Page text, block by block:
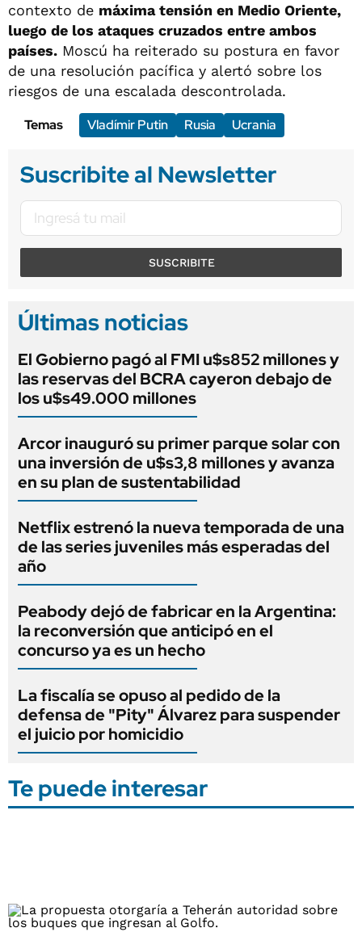
contexto de máxima tensión en Medio Oriente,
luego de los ataques cruzados entre ambos
países. Moscú ha reiterado su postura en favor
de una resolución pacífica y alertó sobre los
riesgos de una escalada descontrolada.
Temas
Vladímir Putin Rusia Ucrania
Suscribite al Newsletter
SUSCRIBITE
Últimas noticias
El Gobierno pagó al FMI u$s852 millones y
las reservas del BCRA cayeron debajo de
los u$s49.000 millones
Arcor inauguró su primer parque solar con
una inversión de u$s3,8 millones y avanza
en su plan de sustentabilidad
Netflix estrenó la nueva temporada de una
de las series juveniles más esperadas del
año
Peabody dejó de fabricar en la Argentina:
la reconversión que anticipó en el
concurso ya es un hecho
La fiscalía se opuso al pedido de la
defensa de "Pity" Álvarez para suspender
el juicio por homicidio
Te puede interesar